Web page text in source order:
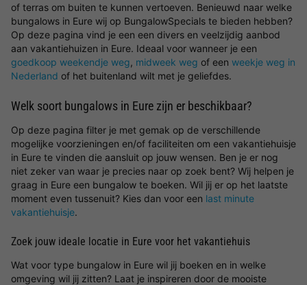
of terras om buiten te kunnen vertoeven. Benieuwd naar welke
bungalows in Eure wij op BungalowSpecials te bieden hebben?
Op deze pagina vind je een een divers en veelzijdig aanbod
aan vakantiehuizen in Eure. Ideaal voor wanneer je een
goedkoop weekendje weg, midweek weg of een weekje weg in
Nederland of het buitenland wilt met je geliefdes.
Welk soort bungalows in Eure zijn er beschikbaar?
Op deze pagina filter je met gemak op de verschillende
mogelijke voorzieningen en/of faciliteiten om een vakantiehuisje
in Eure te vinden die aansluit op jouw wensen. Ben je er nog
niet zeker van waar je precies naar op zoek bent? Wij helpen je
graag in Eure een bungalow te boeken. Wil jij er op het laatste
moment even tussenuit? Kies dan voor een last minute
vakantiehuisje.
Zoek jouw ideale locatie in Eure voor het vakantiehuis
Wat voor type bungalow in Eure wil jij boeken en in welke
omgeving wil jij zitten? Laat je inspireren door de mooiste